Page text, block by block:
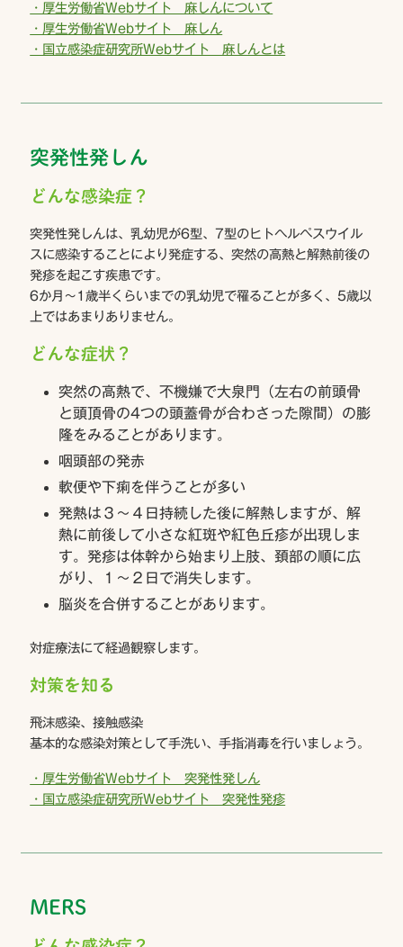
・厚生労働省Webサイト 麻しんについて
・厚生労働省Webサイト 麻しん
・国立感染症研究所Webサイト 麻しんとは
突発性発しん
どんな感染症？
突発性発しんは、乳幼児が6型、7型のヒトヘルペスウイル
スに感染することにより発症する、突然の高熱と解熱前後の
発疹を起こす疾患です。
6か月～1歳半くらいまでの乳幼児で罹ることが多く、5歳以
上ではあまりありません。
どんな症状？
突然の高熱で、不機嫌で大泉門（左右の前頭骨
と頭頂骨の4つの頭蓋骨が合わさった隙間）の膨
隆をみることがあります。
咽頭部の発赤
軟便や下痢を伴うことが多い
発熱は３～４日持続した後に解熱しますが、解
熱に前後して小さな紅斑や紅色丘疹が出現しま
す。発疹は体幹から始まり上肢、頚部の順に広
がり、１～２日で消失します。
脳炎を合併することがあります。
対症療法にて経過観察します。
対策を知る
飛沫感染、接触感染
基本的な感染対策として手洗い、手指消毒を行いましょう。
・厚生労働省Webサイト 突発性発しん
・国立感染症研究所Webサイト 突発性発疹
MERS